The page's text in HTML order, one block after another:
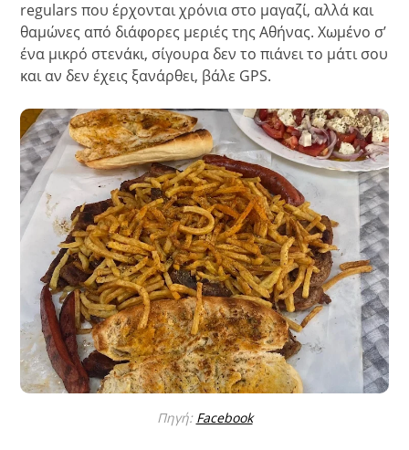
regulars που έρχονται χρόνια στο μαγαζί, αλλά και
θαμώνες από διάφορες μεριές της Αθήνας. Χωμένο σ’
ένα μικρό στενάκι, σίγουρα δεν το πιάνει το μάτι σου
και αν δεν έχεις ξανάρθει, βάλε GPS.
Πηγή: Facebook